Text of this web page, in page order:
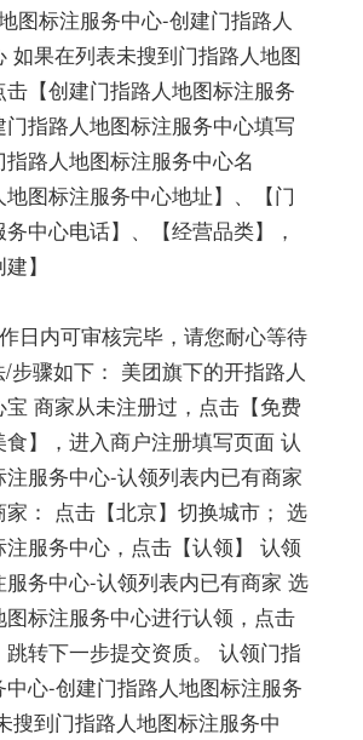
图标注服务中心-创建门指路人
如果在列表未搜到门指路人地图
【创建门指路人地图标注服务
指路人地图标注服务中心填写
路人地图标注服务中心名
图标注服务中心地址】、【门
中心电话】、【经营品类】，
】
日内可审核完毕，请您耐心等待
/步骤如下： 美团旗下的开指路人
宝 商家从未注册过，点击【免费
】，进入商户注册填写页面 认
服务中心-认领列表内已有商家
： 点击【北京】切换城市； 选
服务中心，点击【认领】 认领
务中心-认领列表内已有商家 选
标注服务中心进行认领，点击
转下一步提交资质。 认领门指
心-创建门指路人地图标注服务
搜到门指路人地图标注服务中